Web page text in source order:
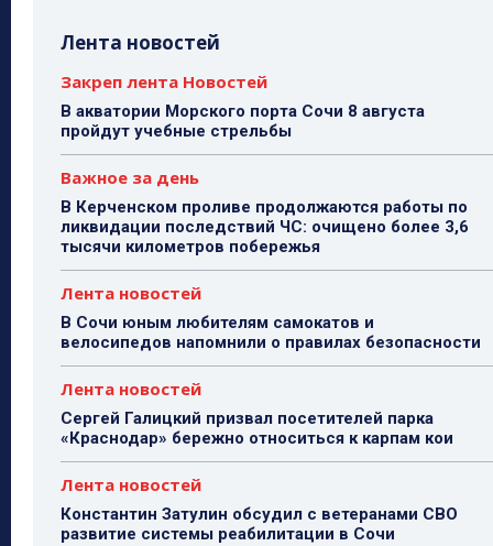
Лента новостей
Закреп лента Новостей
В акватории Морского порта Сочи 8 августа
пройдут учебные стрельбы
Важное за день
В Керченском проливе продолжаются работы по
ликвидации последствий ЧС: очищено более 3,6
тысячи километров побережья
Лента новостей
В Сочи юным любителям самокатов и
велосипедов напомнили о правилах безопасности
Лента новостей
Сергей Галицкий призвал посетителей парка
«Краснодар» бережно относиться к карпам кои
Лента новостей
Константин Затулин обсудил с ветеранами СВО
развитие системы реабилитации в Сочи